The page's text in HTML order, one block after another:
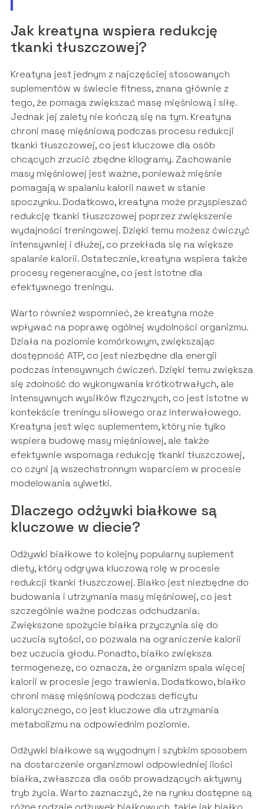
Jak kreatyna wspiera redukcję
tkanki tłuszczowej?
Kreatyna jest jednym z najczęściej stosowanych
suplementów w świecie fitness, znana głównie z
tego, że pomaga zwiększać masę mięśniową i siłę.
Jednak jej zalety nie kończą się na tym. Kreatyna
chroni masę mięśniową podczas procesu redukcji
tkanki tłuszczowej, co jest kluczowe dla osób
chcących zrzucić zbędne kilogramy. Zachowanie
masy mięśniowej jest ważne, ponieważ mięśnie
pomagają w spalaniu kalorii nawet w stanie
spoczynku. Dodatkowo, kreatyna może przyspieszać
redukcję tkanki tłuszczowej poprzez zwiększenie
wydajności treningowej. Dzięki temu możesz ćwiczyć
intensywniej i dłużej, co przekłada się na większe
spalanie kalorii. Ostatecznie, kreatyna wspiera także
procesy regeneracyjne, co jest istotne dla
efektywnego treningu.
Warto również wspomnieć, że kreatyna może
wpływać na poprawę ogólnej wydolności organizmu.
Działa na poziomie komórkowym, zwiększając
dostępność ATP, co jest niezbędne dla energii
podczas intensywnych ćwiczeń. Dzięki temu zwiększa
się zdolność do wykonywania krótkotrwałych, ale
intensywnych wysiłków fizycznych, co jest istotne w
kontekście treningu siłowego oraz interwałowego.
Kreatyna jest więc suplementem, który nie tylko
wspiera budowę masy mięśniowej, ale także
efektywnie wspomaga redukcję tkanki tłuszczowej,
co czyni ją wszechstronnym wsparciem w procesie
modelowania sylwetki.
Dlaczego odżywki białkowe są
kluczowe w diecie?
Odżywki białkowe to kolejny popularny suplement
diety, który odgrywa kluczową rolę w procesie
redukcji tkanki tłuszczowej. Białko jest niezbędne do
budowania i utrzymania masy mięśniowej, co jest
szczególnie ważne podczas odchudzania.
Zwiększone spożycie białka przyczynia się do
uczucia sytości, co pozwala na ograniczenie kalorii
bez uczucia głodu. Ponadto, białko zwiększa
termogenezę, co oznacza, że organizm spala więcej
kalorii w procesie jego trawienia. Dodatkowo, białko
chroni masę mięśniową podczas deficytu
kalorycznego, co jest kluczowe dla utrzymania
metabolizmu na odpowiednim poziomie.
Odżywki białkowe są wygodnym i szybkim sposobem
na dostarczenie organizmowi odpowiedniej ilości
białka, zwłaszcza dla osób prowadzących aktywny
tryb życia. Warto zaznaczyć, że na rynku dostępne są